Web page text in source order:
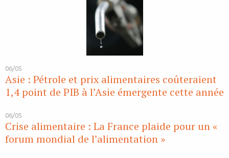
06/05
Asie : Pétrole et prix alimentaires coûteraient
1,4 point de PIB à l’Asie émergente cette année
06/05
Crise alimentaire : La France plaide pour un «
forum mondial de l’alimentation »